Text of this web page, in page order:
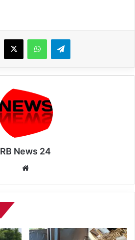
WhatsAppTelegram
RB News 24